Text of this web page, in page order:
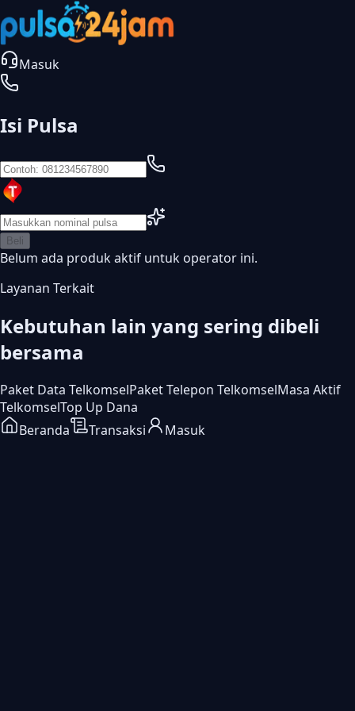
Masuk
Isi Pulsa
Beli
Belum ada produk aktif untuk operator ini.
Layanan Terkait
Kebutuhan lain yang sering dibeli
bersama
Paket Data TelkomselPaket Telepon TelkomselMasa Aktif
TelkomselTop Up Dana
Beranda
Transaksi Masuk